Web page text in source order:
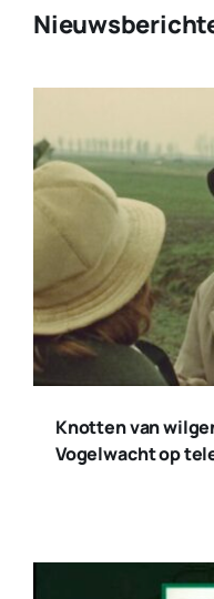
Knotten van
Vogelwacht op